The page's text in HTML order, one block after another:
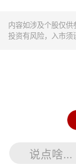
内容如涉及个股仅供
投资有风险，入市须
说点啥...